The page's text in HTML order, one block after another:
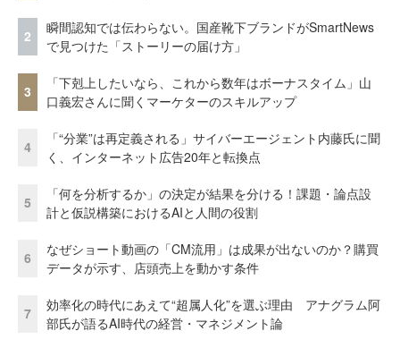
2
瞬間認知では伝わらない。国産靴下ブランドがSmartNews
で見つけた「ストーリーの届け方」
3
「下剋上したいなら、これから数年はボーナスタイム」山
口義宏さんに聞くマーケターのスキルアップ
4
「“分業”は再定義される」サイバーエージェント内藤氏に聞
く、インターネット広告20年と転換点
5
「何を分析するか」の決定が結果を分ける！課題・論点設
計と仮説構築におけるAIと人間の役割
6
なぜショート動画の「CM流用」は成果が出ないのか？購買
データが示す、店頭売上を動かす条件
7
効率化の時代にあえて“超属人化”を選ぶ理由 アナグラム阿
部氏が語るAI時代の経営・マネジメント論